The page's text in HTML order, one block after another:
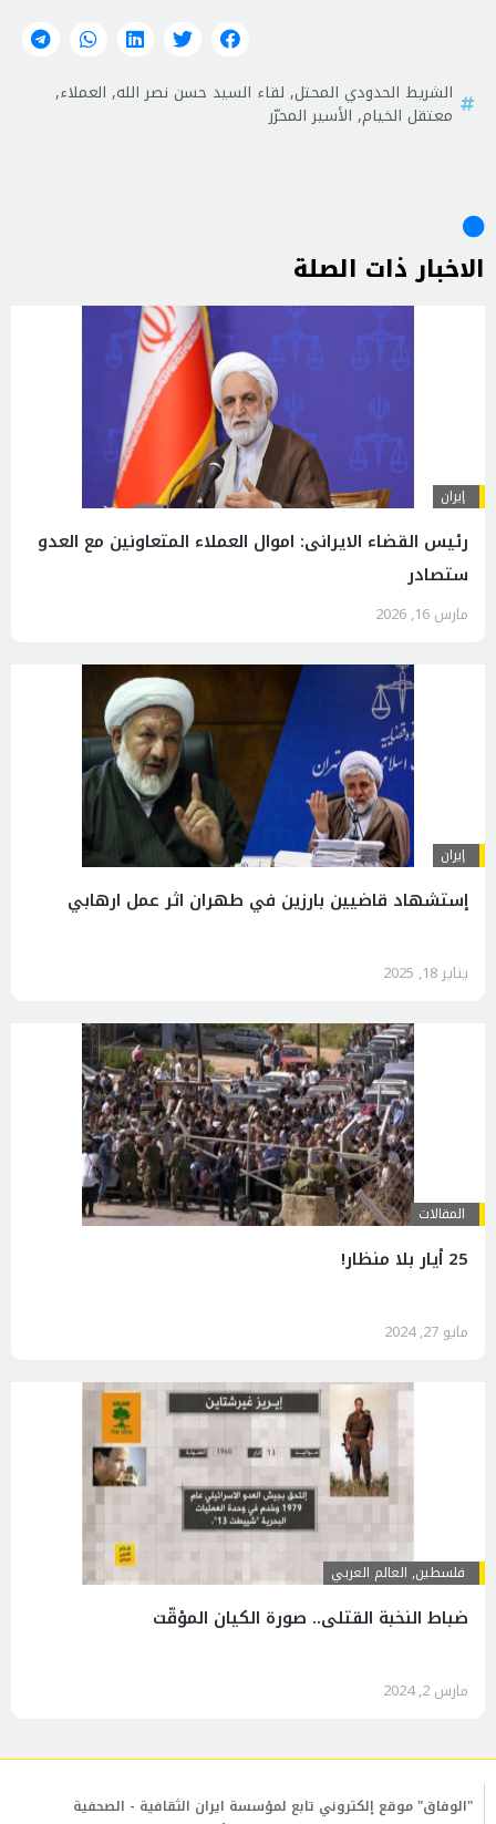
الشريط الحدودي المحتل, لقاء السيد حسن نصر الله, العملاء,
معتقل الخيام, الأسير المحرّر
الاخبار ذات الصلة
إيران
رئيس القضاء الایرانی: اموال العملاء المتعاونین مع العدو
ستصادر
مارس 16, 2026
إيران
إستشهاد قاضيين بارزين في طهران اثر عمل ارهابي
يناير 18, 2025
المقالات
25 أيار بلا منظار!
مايو 27, 2024
فلسطين, العالم العربي
ضباط النخبة القتلى.. صورة الكيان المؤقّت
مارس 2, 2024
"الوفاق" موقع إلكتروني تابع لمؤسسة ايران الثقافية - الصحفية